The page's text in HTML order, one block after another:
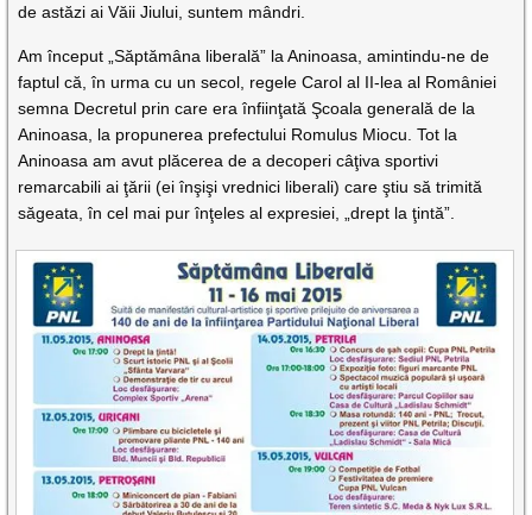
de astăzi ai Văii Jiului, suntem mândri.
Am început „Săptămâna liberală” la Aninoasa, amintindu-ne de
faptul că, în urma cu un secol, regele Carol al II-lea al României
semna Decretul prin care era înfiinţată Şcoala generală de la
Aninoasa, la propunerea prefectului Romulus Miocu. Tot la
Aninoasa am avut plăcerea de a decoperi câţiva sportivi
remarcabili ai ţării (ei înşişi vrednici liberali) care ştiu să trimită
săgeata, în cel mai pur înţeles al expresiei, „drept la ţintă”.